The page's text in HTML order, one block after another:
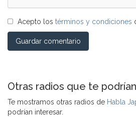
Acepto los términos y condiciones
Guardar comentario
Otras radios que te
Te mostramos otras radios de Habla
podrían interesar.